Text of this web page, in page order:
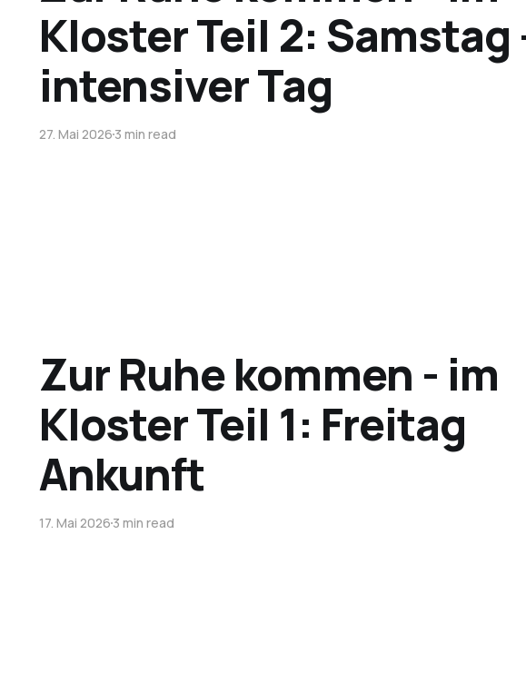
Kloster Teil 2: Samstag
intensiver Tag
27. Mai 20263 min read
Zur Ruhe kommen - im
Kloster Teil 1: Freitag
Ankunft
17. Mai 20263 min read